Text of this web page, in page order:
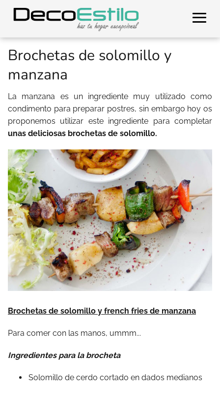
Brochetas de solomillo y
manzana
La manzana es un ingrediente muy utilizado como
condimento para preparar postres, sin embargo hoy os
proponemos utilizar este ingrediente para completar
unas deliciosas brochetas de solomillo.
Brochetas de solomillo y french fries de manzana
Para comer con las manos, ummm...
Ingredientes para la brocheta
Solomillo de cerdo cortado en dados medianos